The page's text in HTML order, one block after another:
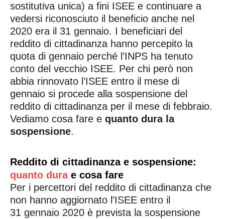
sostitutiva unica) a fini ISEE e continuare a
vedersi riconosciuto il beneficio anche nel
2020 era il 31 gennaio. I beneficiari del
reddito di cittadinanza hanno percepito la
quota di gennaio perché l’INPS ha tenuto
conto del vecchio ISEE. Per chi però non
abbia rinnovato l’ISEE entro il mese di
gennaio si procede alla sospensione del
reddito di cittadinanza per il mese di febbraio.
Vediamo cosa fare e quanto dura la
sospensione.
Reddito di cittadinanza e sospensione:
quanto durae cosa fare
Per i percettori del reddito di cittadinanza che
non hanno aggiornato l’ISEE entro il
31 gennaio 2020 è prevista la sospensione